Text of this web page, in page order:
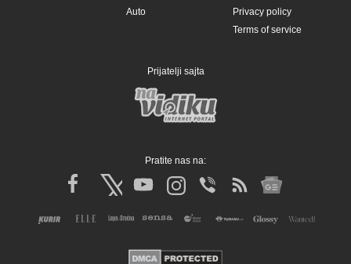
Auto
Privacy policy
Terms of service
Prijatelji sajta
Pratite nas na: